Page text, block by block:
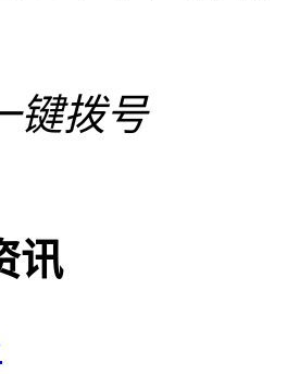
键拨号
讯